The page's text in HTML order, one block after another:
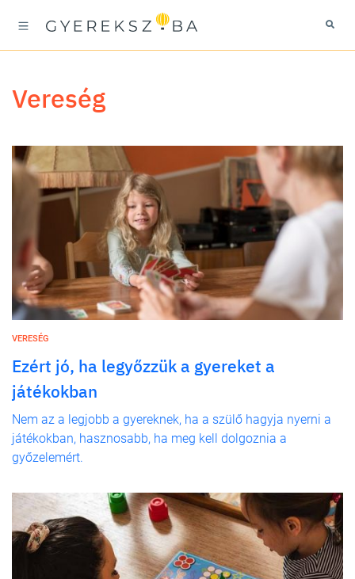
vereség
VERESÉG
Ezért jó, ha legyőzzük a gyereket a
játékokban
Nem az a legjobb a gyereknek, ha a szülő hagyja nyerni a
játékokban, hasznosabb, ha meg kell dolgoznia a
győzelemért.